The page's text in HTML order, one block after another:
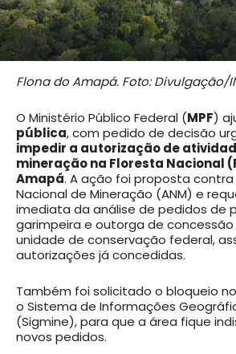
Flona do Amapá. Foto: Divulgação/
O Ministério Público Federal (MPF)
pública, com pedido de decisão
impedir a autorização de
mineração na Floresta Nacional
Amapá. A ação foi proposta contra
Nacional de Mineração (ANM) e
imediata da análise de pedidos de
garimpeira e outorga de concessão
unidade de conservação federal,
autorizações já concedidas.
Também foi solicitado o bloqueio
o Sistema de Informações
(Sigmine), para que a área fique
novos pedidos.